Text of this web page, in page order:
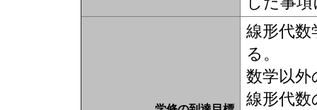
線形代
る。
数学以外
線形代